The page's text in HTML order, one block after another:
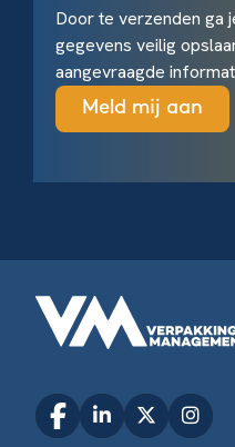
Door te verzenden ga
gegevens veilig
aangevraagde